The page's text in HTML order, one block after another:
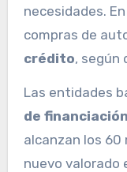
necesidades.
compras de
crédito, según
Las entidades
de financiación
alcanzan los 60
nuevo valorado